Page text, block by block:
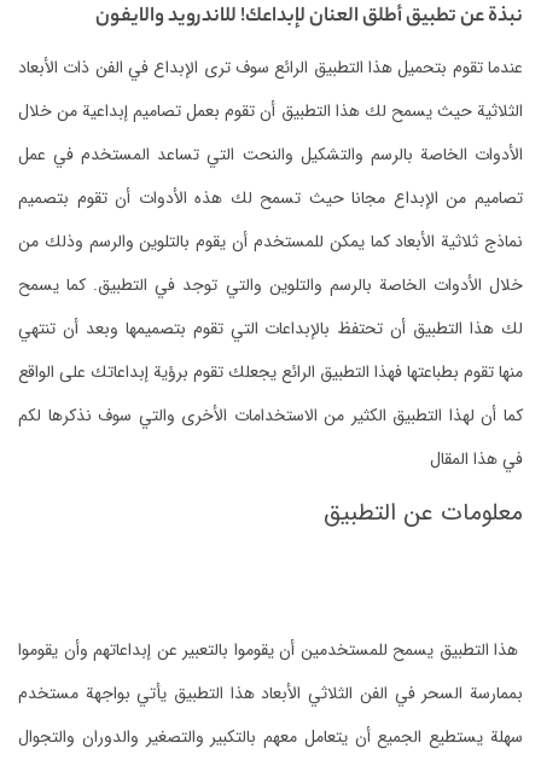
نبذة عن تطبيق أطلق العنان لإبداعك! للاندرويد والايفون
عندما تقوم بتحميل هذا التطبيق الرائع سوف ترى الإبداع في الفن ذات الأبعاد
الثلاثية حيث يسمح لك هذا التطبيق أن تقوم بعمل تصاميم إبداعية من خلال
الأدوات الخاصة بالرسم والتشكيل والنحت التي تساعد المستخدم في عمل
تصاميم من الإبداع مجانا حيث تسمح لك هذه الأدوات أن تقوم بتصميم
نماذج ثلاثية الأبعاد كما يمكن للمستخدم أن يقوم بالتلوين والرسم وذلك من
خلال الأدوات الخاصة بالرسم والتلوين والتي توجد في التطبيق. كما يسمح
لك هذا التطبيق أن تحتفظ بالإبداعات التي تقوم بتصميمها وبعد أن تنتهي
منها تقوم بطباعتها فهذا التطبيق الرائع يجعلك تقوم برؤية إبداعاتك على الواقع
كما أن لهذا التطبيق الكثير من الاستخدامات الأخرى والتي سوف نذكرها لكم
في هذا المقال
معلومات عن التطبيق
هذا التطبيق يسمح للمستخدمين أن يقوموا بالتعبير عن إبداعاتهم وأن يقوموا
بممارسة السحر في الفن الثلاثي الأبعاد هذا التطبيق يأتي بواجهة مستخدم
سهلة يستطيع الجميع أن يتعامل معهم بالتكبير والتصغير والدوران والتجوال